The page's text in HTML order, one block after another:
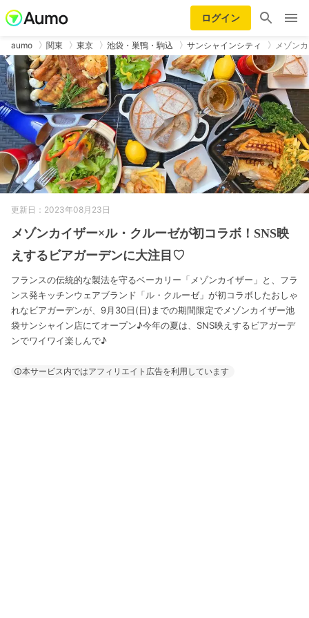
ログイン
aumo 関東 東京 池袋・巣鴨・駒込 サンシャインシティ メゾン
更新日：2023年08月23日
メゾンカイザー×ル・クルーゼが初コラボ！SNS映
えするビアガーデンに大注目♡
フランスの伝統的な製法を守るベーカリー「メゾンカイザー」と、フラ
ンス発キッチンウェアブランド「ル・クルーゼ」が初コラボしたおしゃ
れなビアガーデンが、9月30日(日)までの期間限定でメゾンカイザー池
袋サンシャイン店にてオープン♪今年の夏は、SNS映えするビアガーデ
ンでワイワイ楽しんで♪
本サービス内ではアフィリエイト広告を利用しています